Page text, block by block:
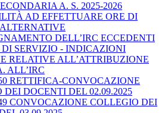
A. S. 2025-2026
AD EFFETTUARE ORE DI
DELL’IRC ECCEDENTI
DI SERVIZIO - INDICAZIONI
RELATIVE ALL’ATTRIBUZIONE
ALL’IRC
RETTIFICA-CONVOCAZIONE
DEI DOCENTI DEL 02.09.2025
CONVOCAZIONE COLLEGIO DEI